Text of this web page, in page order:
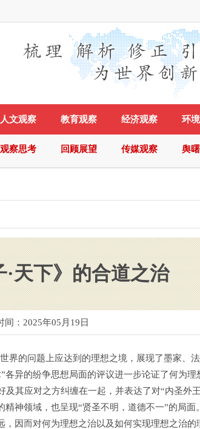
人文观察 教育观察 经济观察 环
观察思考 回顾展望 传媒观察 舆
天下》的合道之治
间： 2025年05月19日
的问题上应达到的理想之境，展现了墨家、
异的纷争思想局面的评议进一步论证了何为理
其应对之方纠缠在一起，并表达了对“内圣外王
精神领域，也呈现“贤圣不明，道德不一”的局
因而对何为理想之治以及如何实现理想之治的